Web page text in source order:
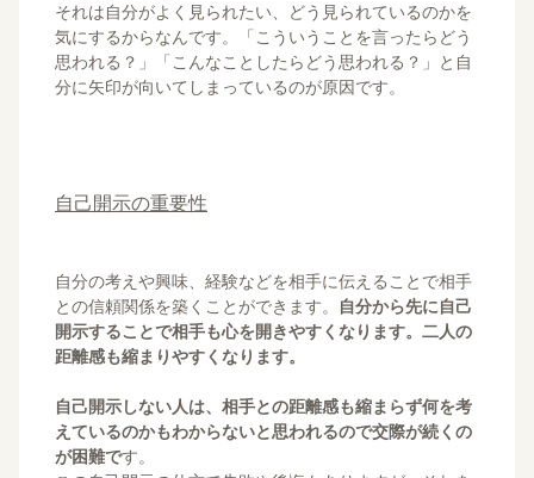
それは自分がよく見られたい、どう見られているのかを
気にするからなんです。「こういうことを言ったらどう
思われる？」「こんなことしたらどう思われる？」と自
分に矢印が向いてしまっているのが原因です。
自己開示の重要性
自分の考えや興味、経験などを相手に伝えることで相手
との信頼関係を築くことができます。
自分から先に自己
開示することで相手も心を開きやすくなります。二人の
距離感も縮まりやすくなります。
自己開示しない人は、相手との距離感も縮まらず何を考
えているのかもわからないと思われるので交際が続くの
が困難です。